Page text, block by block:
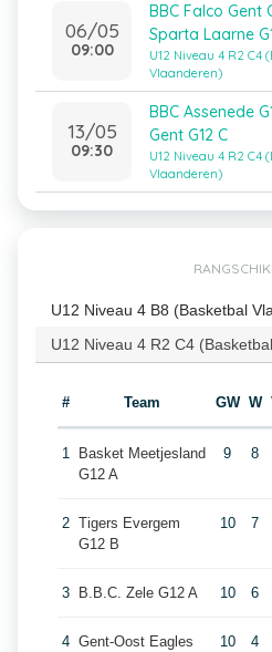
06/05
09:00
BBC Falco Gent
Sparta Laarne
U12 Niveau 4 R2 C4
Vlaanderen)
13/05
09:30
BBC Assenede
Gent G12 C
U12 Niveau 4 R2 C4
Vlaanderen)
U12 Niveau 4 B8 (Basketbal
U12 Niveau 4 R2 C4
# Team GW W
1
Basket Meetjesland
G12 A
9 8
2 Tigers Evergem
G12 B
10 7
3 B.B.C. Zele G12 A 10 6
4 Gent-Oost Eagles 10 4